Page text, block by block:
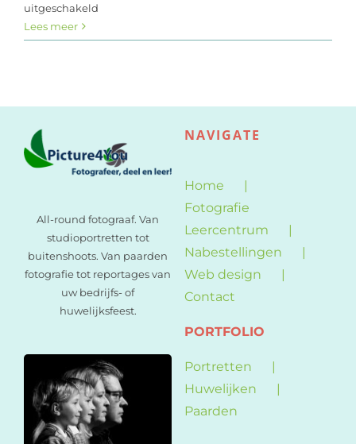
uitgeschakeld
Scheveningen
Lees meer
All-round fotograaf. Van
studioportretten tot
buitenshoots. Van paarden
fotografie tot reportages van
uw bedrijfs- of
huwelijksfeest.
NAVIGATE
Home
Fotografie
Leercentrum
Nabestellingen
Web design
Contact
PORTFOLIO
Portretten
Huwelijken
Paarden